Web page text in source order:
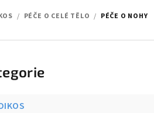
/ PÉČE O CELÉ TĚLO / PÉČE O NOHY